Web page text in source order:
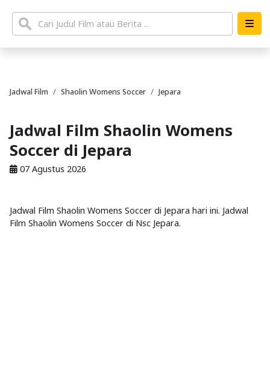
Jadwal Film Shaolin Womens Soccer Jepara
Jadwal Film Shaolin Womens
Soccer di Jepara
07 Agustus 2026
Jadwal Film Shaolin Womens Soccer di Jepara hari ini. Jadwal
Film Shaolin Womens Soccer di Nsc Jepara.